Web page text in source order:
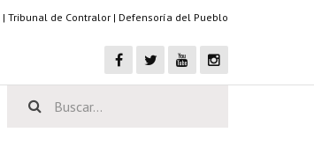
| Tribunal de Contralor | Defensoría del Pueblo